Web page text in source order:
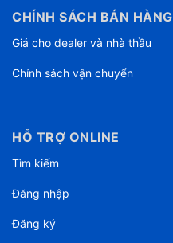
CHÍNH SÁCH BÁN HÀNG
Giá cho dealer và nhà thầu
Chính sách vận chuyển
HỖ TRỢ ONLINE
Tìm kiếm
Đăng nhập
Đăng ký